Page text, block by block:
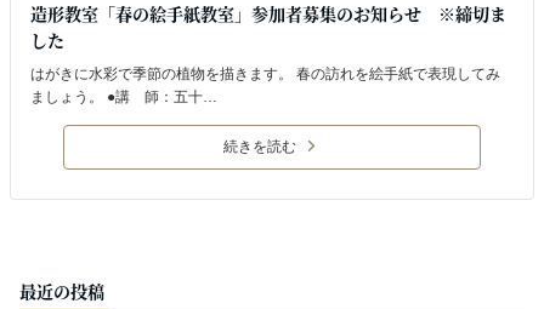
造形教室「春の絵手紙教室」参加者募集のお知らせ ※締切ま
した
はがきに水彩で季節の植物を描きます。 春の訪れを絵手紙で表現してみ
ましょう。 ●講 師：五十…
続きを読む
最近の投稿